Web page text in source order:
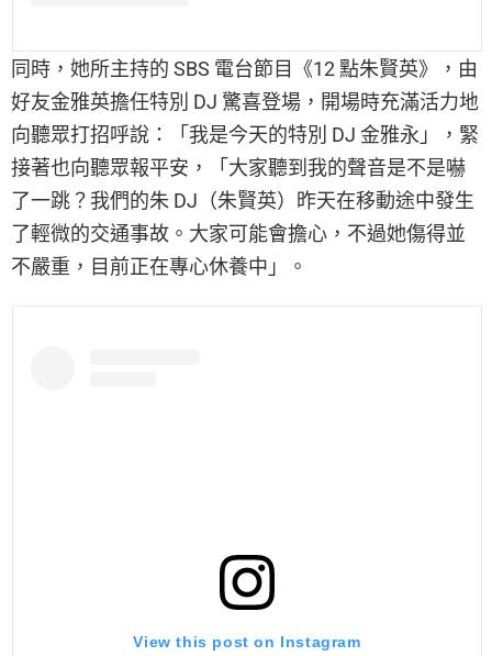
同時，她所主持的 SBS 電台節目《12 點朱賢英》，由
好友金雅英擔任特別 DJ 驚喜登場，開場時充滿活力地
向聽眾打招呼說：「我是今天的特別 DJ 金雅永」，緊
接著也向聽眾報平安，「大家聽到我的聲音是不是嚇
了一跳？我們的朱 DJ（朱賢英）昨天在移動途中發生
了輕微的交通事故。大家可能會擔心，不過她傷得並
不嚴重，目前正在專心休養中」。
View this post on Instagram